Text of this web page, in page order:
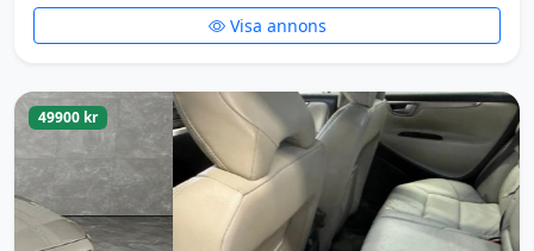
Visa annons
49900 kr